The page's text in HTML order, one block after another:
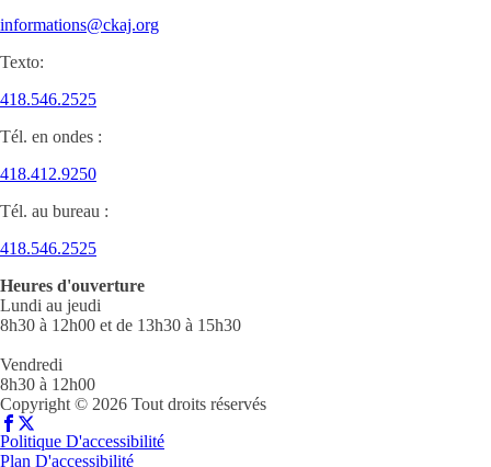
informations@ckaj.org
Texto:
418.546.2525
Tél. en ondes :
418.412.9250
Tél. au bureau :
418.546.2525
Heures d'ouverture
Lundi au jeudi
8h30 à 12h00 et de 13h30 à 15h30
Vendredi
8h30 à 12h00
Copyright © 2026 Tout droits réservés
Politique D'accessibilité
Plan D'accessibilité